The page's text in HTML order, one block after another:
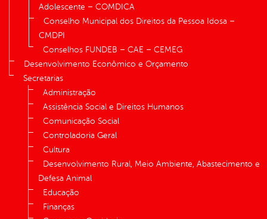
Adolescente – COMDICA
Conselho Municipal dos Direitos da Pessoa Idosa –
CMDPI
Conselhos FUNDEB – CAE – CEMEG
Desenvolvimento Econômico e Orçamento
Secretarias
Administração
Assistência Social e Direitos Humanos
Comunicação Social
Controladoria Geral
Cultura
Desenvolvimento Rural, Meio Ambiente, Abastecimento e
Defesa Animal
Educação
Finanças